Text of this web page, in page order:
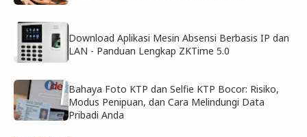
Download Aplikasi Mesin Absensi Berbasis IP dan
LAN - Panduan Lengkap ZKTime 5.0
Bahaya Foto KTP dan Selfie KTP Bocor: Risiko,
Modus Penipuan, dan Cara Melindungi Data
Pribadi Anda